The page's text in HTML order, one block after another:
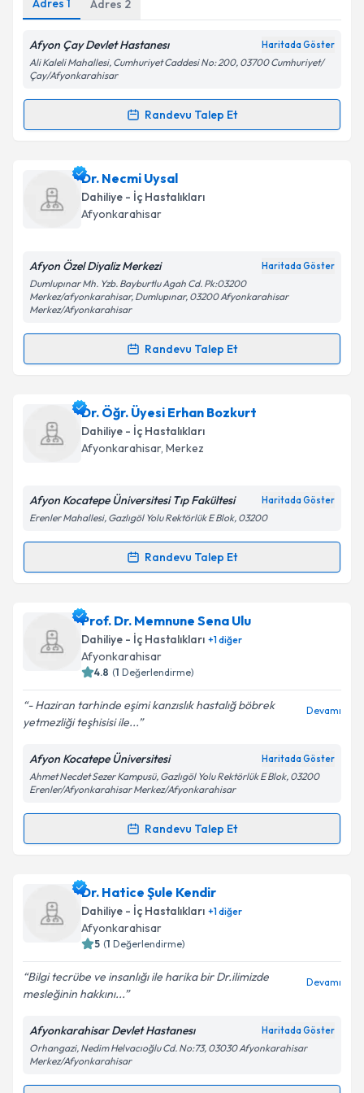
Kişisel verilerimin işlenmesine ilişkin
kapsamda işlenmesini kabul ediyorum.
Adres 1 Adres 2
Afyon Çay Devlet Hastanesı Haritada Göster
Ali Kaleli Mahallesi, Cumhuriyet Caddesi No: 200, 03700 Cumhuriyet/
Çay/Afyonkarahisar
Randevu Talep Et
Randevu Takvimi Talebi
Uzm. Dr. Mesut Şaniçin randevu takvimi talebi
oluşturun. Size bu uzmandan randevu almanız için bir
takvim hazırlandığında e-posta ile bilgilendireceğiz.
Metni'ni okudum ve kişisel verilerimin belirtilen
kapsamda işlenmesini kabul ediyorum.
Takvim Talebini Gönder
Dr. Necmi Uysal
Dahiliye - İç Hastalıkları
Afyonkarahisar
Afyon Özel Diyaliz Merkezi Haritada Göster
Dumlupınar Mh. Yzb. Bayburtlu Agah Cd. Pk:03200
Merkez/afyonkarahisar, Dumlupınar, 03200 Afyonkarahisar
Merkez/Afyonkarahisar
Randevu Talep Et
Randevu Takvimi Talebi
Dr. Necmi Uysaliçin randevu takvimi talebi oluşturun.
Size bu uzmandan randevu almanız için bir takvim
hazırlandığında e-posta ile bilgilendireceğiz.
Kişisel verilerimin işlenmesine ilişkin
Metni'ni okudum ve kişisel verilerimin belirtilen
Takvim Talebini Gönder
Dr. Öğr. Üyesi Erhan Bozkurt
Dahiliye - İç Hastalıkları
Afyonkarahisar, Merkez
Afyon Kocatepe Üniversitesi Tıp Fakültesi Haritada Göster
Erenler Mahallesi, Gazlıgöl Yolu Rektörlük E Blok, 03200
Randevu Talep Et
Randevu Takvimi Talebi
Dr. Öğr. Üyesi Erhan Bozkurtiçin randevu takvimi
talebi oluşturun. Size bu uzmandan randevu almanız
için bir takvim hazırlandığında e-posta ile
bilgilendireceğiz.
E-posta Adresiniz
Kişisel verilerimin işlenmesine ilişkinAydınlatma
Metni'ni okudum ve kişisel verilerimin belirtilen
kapsamda işlenmesini kabul ediyorum.
Prof. Dr. Memnune Sena Ulu
Dahiliye - İç Hastalıkları +1diğer
Afyonkarahisar
4.8 (1 Değerlendirme)
- Haziran tarhinde eşimi kanzıslık hastalığ böbrek
yetmezliği teşhisisi ile...
Devamı
Afyon Kocatepe Üniversitesi Haritada Göster
Ahmet Necdet Sezer Kampusü, Gazlıgöl Yolu Rektörlük E Blok, 03200
Erenler/Afyonkarahisar Merkez/Afyonkarahisar
Randevu Talep Et
Randevu Takvimi Talebi
Prof. Dr. Memnune Sena Uluiçin randevu takvimi
talebi oluşturun. Size bu uzmandan randevu almanız
için bir takvim hazırlandığında e-posta ile
bilgilendireceğiz.
E-posta Adresiniz
Kişisel verilerimin işlenmesine ilişkinAydınlatma
Metni'ni okudum ve kişisel verilerimin belirtilen
kapsamda işlenmesini kabul ediyorum.
Dr. Hatice Şule Kendir
Dahiliye - İç Hastalıkları +1diğer
Afyonkarahisar
5 (1 Değerlendirme)
Bilgi tecrübe ve insanlığı ile harika bir Dr.ilimizde
mesleğinin hakkını...
Devamı
Afyonkarahisar Devlet Hastanesı Haritada Göster
Orhangazi, Nedim Helvacıoğlu Cd. No:73, 03030 Afyonkarahisar
Merkez/Afyonkarahisar